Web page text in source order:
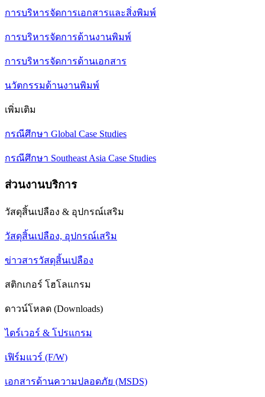
การบริหารจัดการเอกสารและสิ่งพิมพ์
การบริหารจัดการด้านงานพิมพ์
การบริหารจัดการด้านเอกสาร
นวัตกรรมด้านงานพิมพ์
เพิ่มเติม
กรณีศึกษา Global Case Studies
กรณีศึกษา Southeast Asia Case Studies
ส่วนงานบริการ
วัสดุสิ้นเปลือง & อุปกรณ์เสริม
วัสดุสิ้นเปลือง, อุปกรณ์เสริม
ข่าวสารวัสดุสิ้นเปลือง
สติกเกอร์ โฮโลแกรม
ดาวน์โหลด (Downloads)
ไดร์เวอร์ & โปรแกรม
เฟิร์มแวร์ (F/W)
เอกสารด้านความปลอดภัย (MSDS)